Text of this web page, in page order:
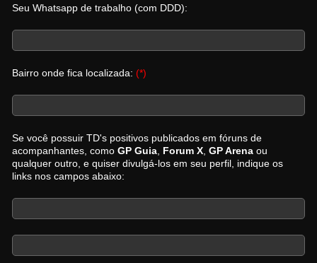
Seu Whatsapp de trabalho (com DDD):
Bairro onde fica localizada: (*)
Se você possuir TD's positivos publicados em fóruns de
acompanhantes, como GP Guia Forum X GP Arena ou
qualquer outro, e quiser divulgá-los em seu perfil, indique os
links nos campos abaixo: